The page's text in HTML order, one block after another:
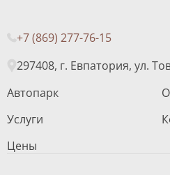
+7 (869) 277-76-15
297408, г. Евпатория, ул.
Автопарк
Услуги
Цены